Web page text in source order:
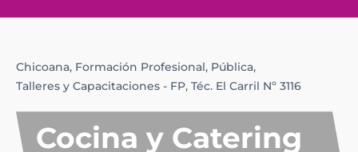
Chicoana, Formación Profesional, Pública,
Talleres y Capacitaciones - FP, Téc. El Carril Nº 3116
Cocina y Catering